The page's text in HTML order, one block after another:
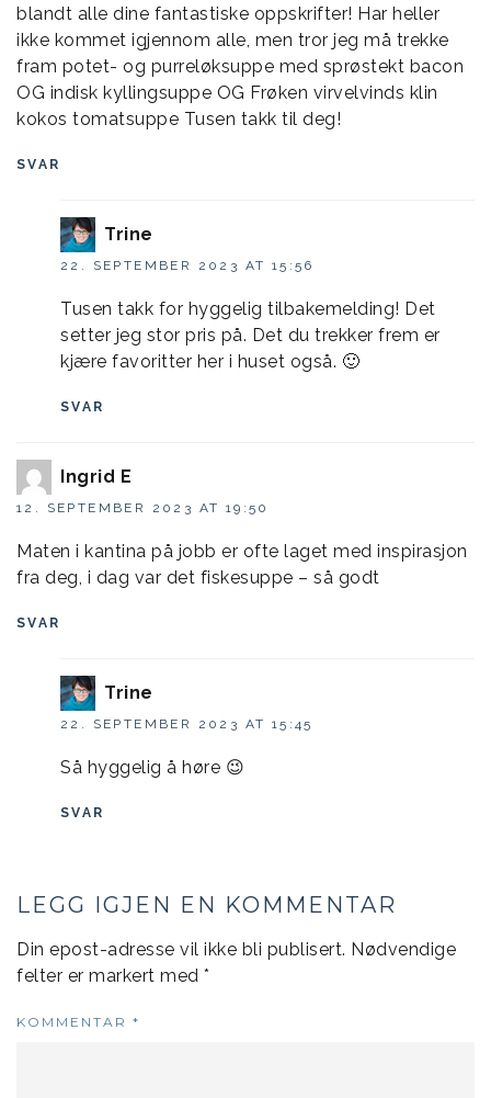
blandt alle dine fantastiske oppskrifter! Har heller
ikke kommet igjennom alle, men tror jeg må trekke
fram potet- og purreløksuppe med sprøstekt bacon
OG indisk kyllingsuppe OG Frøken virvelvinds klin
kokos tomatsuppe Tusen takk til deg!
SVAR
Trine
22. SEPTEMBER 2023 AT 15:56
Tusen takk for hyggelig tilbakemelding! Det
setter jeg stor pris på. Det du trekker frem er
kjære favoritter her i huset også. 🙂
SVAR
Ingrid E
12. SEPTEMBER 2023 AT 19:50
Maten i kantina på jobb er ofte laget med inspirasjon
fra deg, i dag var det fiskesuppe – så godt
SVAR
Trine
22. SEPTEMBER 2023 AT 15:45
Så hyggelig å høre 😉
SVAR
LEGG IGJEN EN KOMMENTAR
Din epost-adresse vil ikke bli publisert. Nødvendige
felter er markert med *
KOMMENTAR *